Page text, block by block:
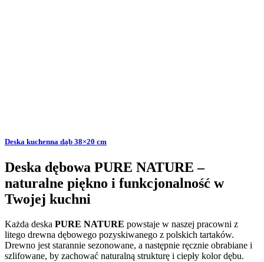
Deska kuchenna dąb 38×20 cm
Deska dębowa PURE NATURE –
naturalne piękno i funkcjonalność w
Twojej kuchni
Każda deska PURE NATURE powstaje w naszej pracowni z
litego drewna dębowego pozyskiwanego z polskich tartaków.
Drewno jest starannie sezonowane, a następnie ręcznie obrabiane i
szlifowane, by zachować naturalną strukturę i ciepły kolor dębu.